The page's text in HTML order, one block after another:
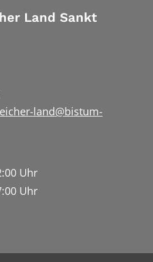
Land Sankt
land@bistum-
Uhr
Uhr